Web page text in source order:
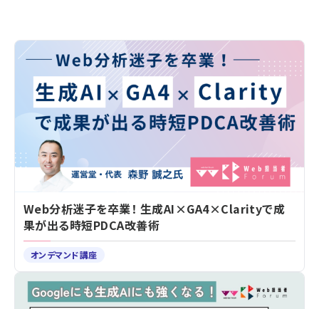
Web分析迷子を卒業！ 生成AI×GA4×Clarityで成
果が出る時短PDCA改善術
オンデマンド講座